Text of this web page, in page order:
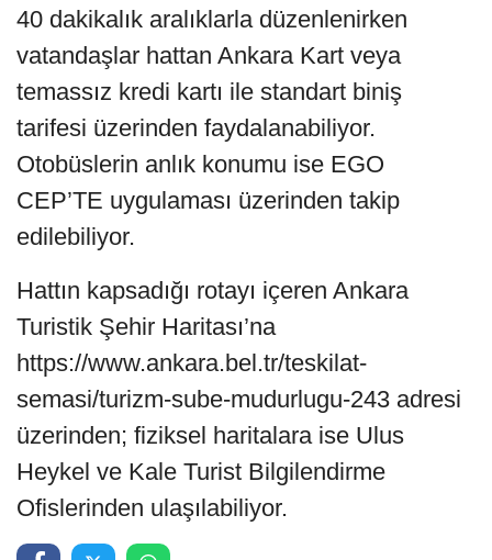
40 dakikalık aralıklarla düzenlenirken
vatandaşlar hattan Ankara Kart veya
temassız kredi kartı ile standart biniş
tarifesi üzerinden faydalanabiliyor.
Otobüslerin anlık konumu ise EGO
CEP’TE uygulaması üzerinden takip
edilebiliyor.
Hattın kapsadığı rotayı içeren Ankara
Turistik Şehir Haritası’na
https://www.ankara.bel.tr/teskilat-
semasi/turizm-sube-mudurlugu-243 adresi
üzerinden; fiziksel haritalara ise Ulus
Heykel ve Kale Turist Bilgilendirme
Ofislerinden ulaşılabiliyor.